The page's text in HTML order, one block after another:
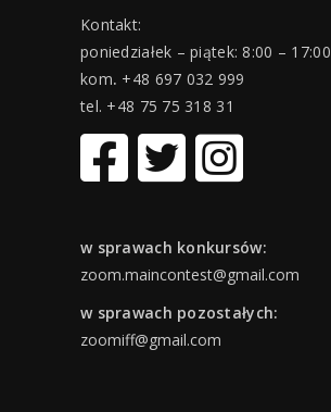
Kontakt:
poniedziałek – piątek: 8:00 – 17:00
kom. +48 697 032 999
tel. +48 75 75 318 31
w sprawach konkursów:
zoom.maincontest@gmail.com
w sprawach pozostałych:
zoomiff@gmail.com